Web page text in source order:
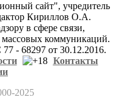
сайт", учредитель
Кириллов О.А.
в сфере связи,
коммуникаций.
- 68297 от 30.12.2016.
Контакты
2025